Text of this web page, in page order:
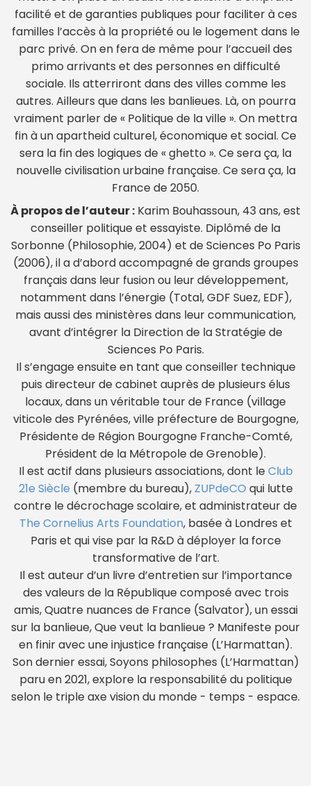
facilité et de garanties publiques pour faciliter à ces
familles l’accès à la propriété ou le logement dans le
parc privé. On en fera de même pour l’accueil des
primo arrivants et des personnes en difficulté
sociale. Ils atterriront dans des villes comme les
autres. Ailleurs que dans les banlieues. Là, on pourra
vraiment parler de « Politique de la ville ». On mettra
fin à un apartheid culturel, économique et social. Ce
sera la fin des logiques de « ghetto ». Ce sera ça, la
nouvelle civilisation urbaine française. Ce sera ça, la
France de 2050.
À propos de l’auteur : Karim Bouhassoun, 43 ans, est
conseiller politique et essayiste. Diplômé de la
Sorbonne (Philosophie, 2004) et de Sciences Po Paris
(2006), il a d’abord accompagné de grands groupes
français dans leur fusion ou leur développement,
notamment dans l’énergie (Total, GDF Suez, EDF),
mais aussi des ministères dans leur communication,
avant d’intégrer la Direction de la Stratégie de
Sciences Po Paris.
Il s’engage ensuite en tant que conseiller technique
puis directeur de cabinet auprès de plusieurs élus
locaux, dans un véritable tour de France (village
viticole des Pyrénées, ville préfecture de Bourgogne,
Présidente de Région Bourgogne Franche-Comté,
Président de la Métropole de Grenoble).
Il est actif dans plusieurs associations, dont leClub
21e Siècle (membre du bureau), ZUPdeCO qui lutte
contre le décrochage scolaire, et administrateur de
The Cornelius Arts Foundation, basée à Londres et
Paris et qui vise par la R&D à déployer la force
transformative de l’art.
Il est auteur d’un livre d’entretien sur l’importance
des valeurs de la République composé avec trois
amis, Quatre nuances de France (Salvator), un essai
sur la banlieue, Que veut la banlieue ? Manifeste pour
en finir avec une injustice française (L’Harmattan).
Son dernier essai, Soyons philosophes (L’Harmattan)
paru en 2021, explore la responsabilité du politique
selon le triple axe vision du monde - temps - espace.